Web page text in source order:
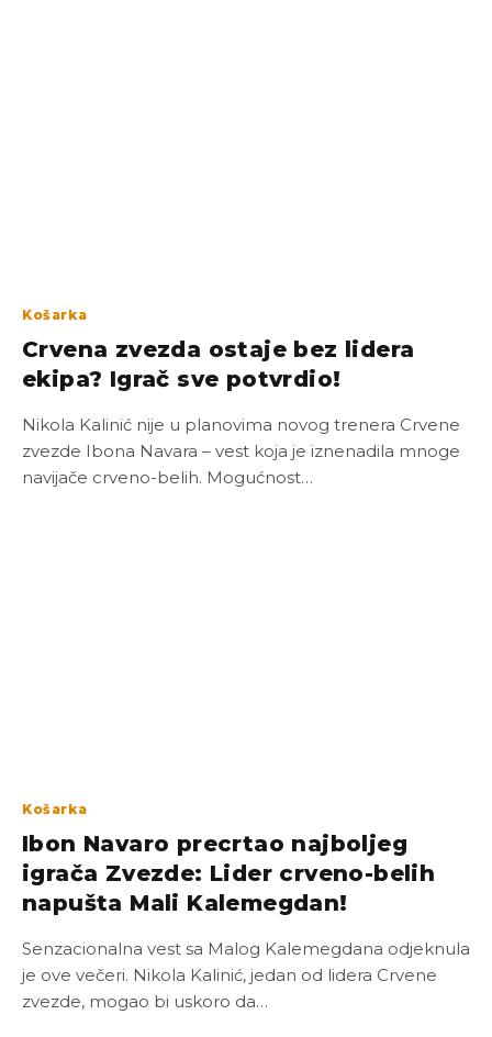
Košarka
Crvena zvezda ostaje bez lidera
ekipa? Igrač sve potvrdio!
Nikola Kalinić nije u planovima novog trenera Crvene
zvezde Ibona Navara – vest koja je iznenadila mnoge
navijače crveno-belih. Mogućnost…
Košarka
Ibon Navaro precrtao najboljeg
igrača Zvezde: Lider crveno-belih
napušta Mali Kalemegdan!
Senzacionalna vest sa Malog Kalemegdana odjeknula
je ove večeri. Nikola Kalinić, jedan od lidera Crvene
zvezde, mogao bi uskoro da…